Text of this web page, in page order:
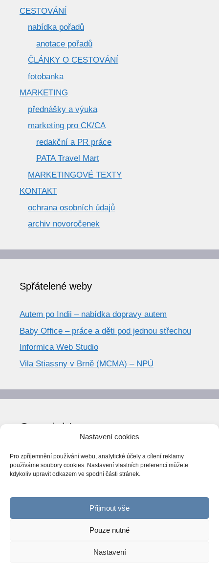
Nastavení cookies
Pro zpříjemnění používání webu, analytické účely a cílení reklamy
používáme soubory cookies. Nastavení vlastních preferencí můžete
kdykoliv upravit odkazem ve spodní části stránek.
Přijmout vše
Pouze nutné
Nastavení
CESTOVÁNÍ
nabídka pořadů
anotace pořadů
ČLÁNKY O CESTOVÁNÍ
fotobanka
MARKETING
přednášky a výuka
marketing pro CK/CA
redakční a PR práce
PATA Travel Mart
MARKETINGOVÉ TEXTY
KONTAKT
ochrana osobních údajů
archiv novoročenek
Spřátelené weby
Autem po Indii – nabídka dopravy autem
Baby Office – práce a děti pod jednou střechou
Informica Web Studio
Vila Stiassny v Brně (MCMA) – NPÚ
Copyright
© World Trend 2014-2026
Všechna práva vyhrazena.
CC BY-NC 4.0
ováno Národní knihovnou ČR